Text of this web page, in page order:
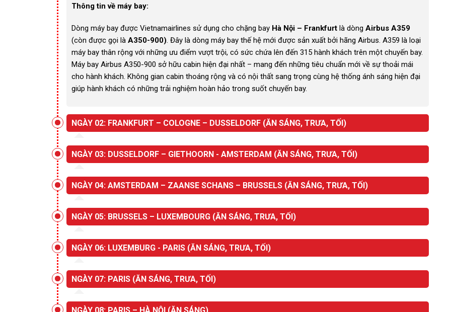
Thông tin về máy bay:
Dòng máy bay được Vietnamairlines sử dụng cho chặng bay Hà Nội – Frankfurt là dòng Airbus A359
(còn được gọi là A350-900). Đây là dòng máy bay thế hệ mới được sản xuất bởi hãng Airbus. A359 là loại
máy bay thân rộng với những ưu điểm vượt trội, có sức chứa lên đến 315 hành khách trên một chuyến bay.
Máy bay Airbus A350-900 sở hữu cabin hiện đại nhất – mang đến những tiêu chuẩn mới về sự thoải mái
cho hành khách. Không gian cabin thoáng rộng và có nội thất sang trọng cùng hệ thống ánh sáng hiện đại
giúp hành khách có những trải nghiệm hoàn hảo trong suốt chuyến bay.
NGÀY 02: FRANKFURT – COLOGNE – DUSSELDORF (ĂN SÁNG, TRƯA, TỐI)
NGÀY 03: DUSSELDORF – GIETHOORN - AMSTERDAM (ĂN SÁNG, TRƯA, TỐI)
NGÀY 04: AMSTERDAM – ZAANSE SCHANS – BRUSSELS (ĂN SÁNG, TRƯA, TỐI)
NGÀY 05: BRUSSELS – LUXEMBOURG (ĂN SÁNG, TRƯA, TỐI)
NGÀY 06: LUXEMBURG - PARIS (ĂN SÁNG, TRƯA, TỐI)
NGÀY 07: PARIS (ĂN SÁNG, TRƯA, TỐI)